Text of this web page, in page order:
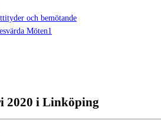
och bemötande
Möten1
2020 i Linköping